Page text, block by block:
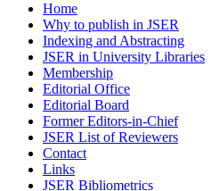
Home
Why to publish in JSER
Indexing and Abstracting
JSER in University Libraries
Membership
Editorial Office
Editorial Board
Former Editors-in-Chief
JSER List of Reviewers
Contact
Links
JSER Bibliometrics